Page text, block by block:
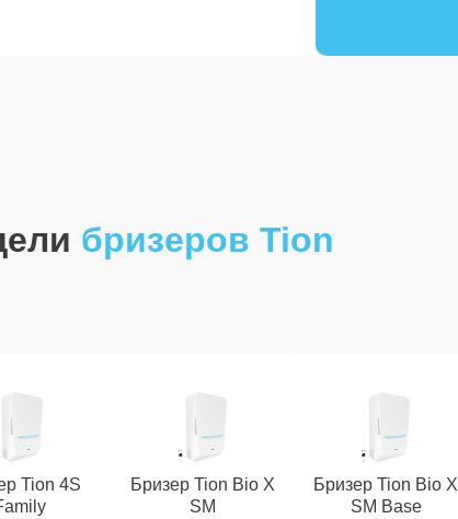
бризеров Tion
Tion 4S
Бризер Tion Bio X
SM
Бризер Tion Bio X
SM Base